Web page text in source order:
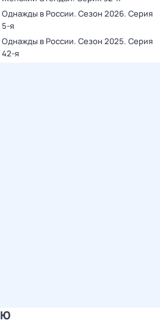
Однажды в России. Сезон 2026. Серия
5-я
Однажды в России. Сезон 2025. Серия
42-я
Ю